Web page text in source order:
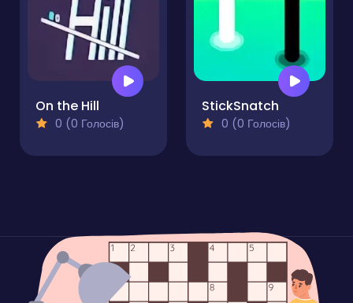
On the Hill
0 (0 Голосів)
StickSnatch
0 (0 Голосів)